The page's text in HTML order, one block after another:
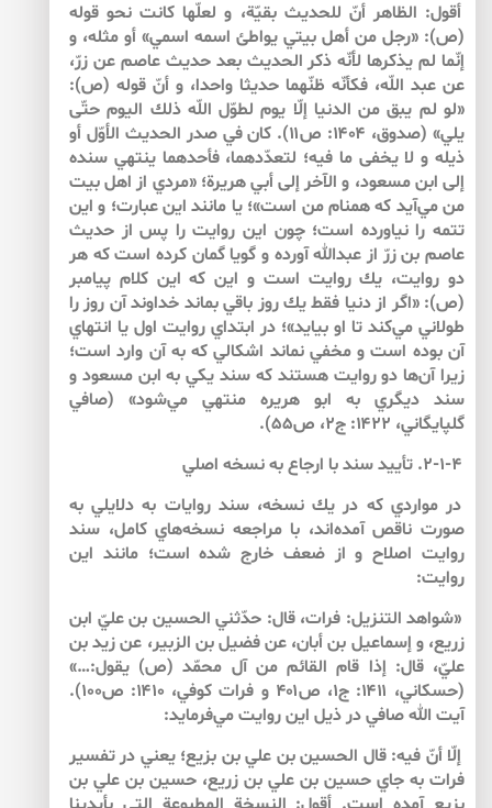
أقول: الظاهر أنّ للحديث بقيّة، و لعلّها كانت نحو قوله
(ص): «رجل من أهل بيتي يواطئ اسمه اسمي» أو مثله، و
إنّما لم يذكرها لأنّه ذكر الحديث بعد حديث عاصم عن زرّ،
عن عبد اللّه، فكأنّه ظنّهما حديثا واحدا، و أنّ قوله (ص):
«لو لم يبق من الدنيا إلّا يوم لطوّل اللّه ذلك اليوم حتّى
يلي» (صدوق، ۱۴۰۴: ص۱۱). كان في صدر الحديث الأوّل أو
ذيله و لا يخفى ما فيه؛ لتعدّدهما، فأحدهما ينتهي سنده
إلى ابن مسعود، و الآخر إلى أبي هريرة؛ «مردي از اهل بيت
من مي‌‌آيد كه همنام من است»؛ يا مانند اين عبارت؛ و اين
تتمه را نياورده است؛ چون اين روايت را پس از حديث
عاصم بن زرّ از عبدالله آورده و گويا گمان كرده است كه هر
دو روايت، يك روايت است و اين كه اين كلام پيامبر
(ص): «اگر از دنيا فقط يك روز باقي بماند خداوند آن روز را
طولاني مي‌‌كند تا او بيايد»؛ در ابتداي روايت اول يا انتهاي
آن بوده است و مخفي نماند اشكالي كه به آن وارد است؛
زيرا آن‌‌ها دو روايت هستند كه سند يكي به ابن مسعود و
سند ديگري به ابو هريره منتهي مي‌‌شود» (صافي
گلپايگاني، ۱۴۲۲: ج‏۲، ص۵۵).
۲-۱-۴. تأييد سند با ارجاع به نسخه اصلي
در مواردي كه در يك نسخه، سند روايات به دلايلي به
صورت ناقص آمده‌اند، با مراجعه نسخه‌‌هاي كامل، سند
روايت اصلاح و از ضعف خارج شده است؛ مانند اين
روايت:
«شواهد التنزيل: فرات، قال: حدّثني الحسين بن عليّ ابن
زريع، و إسماعيل بن أبان، عن فضيل بن الزبير، عن زيد بن
عليّ، قال: إذا قام القائم من آل محمّد (ص) يقول:…»
(حسكاني، ۱۴۱۱: ج۱، ص۴۰۱ و فرات كوفي، ۱۴۱۰: ص۱۰۰).
آيت الله صافي در ذيل اين روايت مي‌‌فرمايد:
إلّا أنّ فيه: قال الحسين بن علي بن بزيع؛ يعني در تفسير
فرات به جاي حسين بن علي بن زريع، حسين بن علي بن